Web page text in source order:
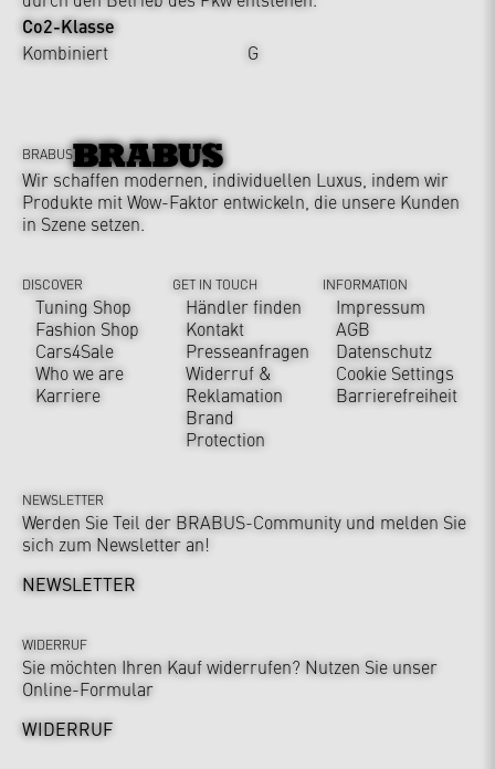
Co2-Klasse
Kombiniert G
BRABUS
Wir schaffen modernen, individuellen Luxus, indem wir
Produkte mit Wow-Faktor entwickeln, die unsere Kunden
in Szene setzen.
DISCOVER
Tuning Shop
Fashion Shop
Cars4Sale
Who we are
Karriere
GET IN TOUCH
Händler finden
Kontakt
Presseanfragen
Widerruf &
Reklamation
Brand
Protection
INFORMATION
Impressum
AGB
Datenschutz
Cookie Settings
Barrierefreiheit
NEWSLETTER
Werden Sie Teil der BRABUS-Community und melden Sie
sich zum Newsletter an!
NEWSLETTER
WIDERRUF
Sie möchten Ihren Kauf widerrufen? Nutzen Sie unser
Online-Formular
WIDERRUF